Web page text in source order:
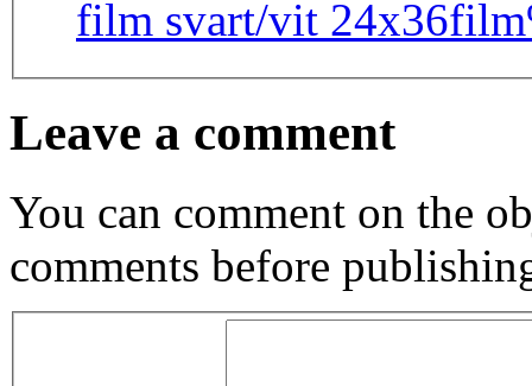
film svart/vit 24x36
Leave a comment
You can comment on the
comments before